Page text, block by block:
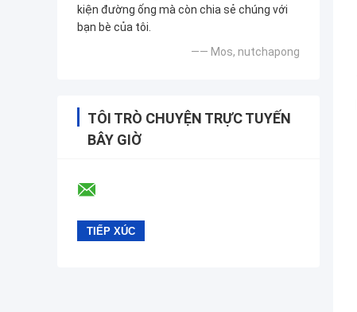
kiện đường ống mà còn chia sẻ chúng với
bạn bè của tôi.
—— Mos, nutchapong
TÔI TRÒ CHUYỆN TRỰC TUYẾN
BÂY GIỜ